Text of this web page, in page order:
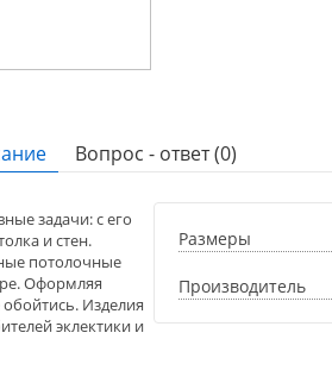
Вопрос - ответ (0)
задачи: с его
и стен.
потолочные
Оформляя
Изделия
эклектики и
Размеры
Производитель